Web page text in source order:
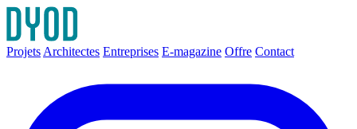
Projets Architectes Entreprises E-magazine Offre Contact